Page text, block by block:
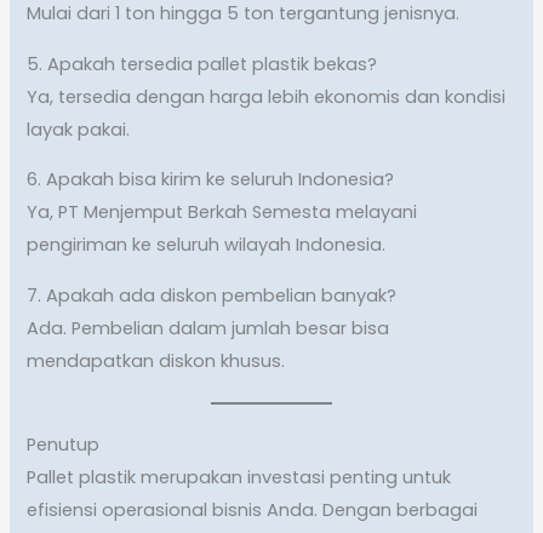
Mulai dari 1 ton hingga 5 ton tergantung jenisnya.
5. Apakah tersedia pallet plastik bekas?
Ya, tersedia dengan harga lebih ekonomis dan kondisi
layak pakai.
6. Apakah bisa kirim ke seluruh Indonesia?
Ya, PT Menjemput Berkah Semesta melayani
pengiriman ke seluruh wilayah Indonesia.
7. Apakah ada diskon pembelian banyak?
Ada. Pembelian dalam jumlah besar bisa
mendapatkan diskon khusus.
Penutup
Pallet plastik merupakan investasi penting untuk
efisiensi operasional bisnis Anda. Dengan berbagai